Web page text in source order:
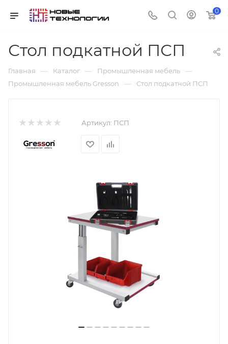
0
Стол подкатной ПСП
Главная — Каталог — Промышленная мебель —
Промышленная мебель Gresson — Стол подкатной ПСП
Артикул: ПСП